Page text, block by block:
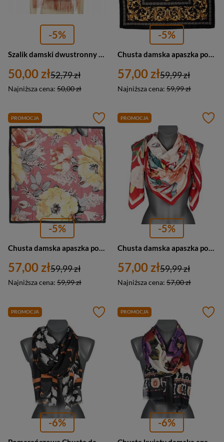
-5%
50,00 zł
Najniższa cena: 50,00 zł
52,79 zł
-5%
57,00 zł
Najniższa cena: 59,99 zł
59,99 zł
PROMOCJA
-5%
Chusta damska apaszka pod szyję elegancka różowa - Versoli GE-18
57,00 zł
Najniższa cena: 59,99 zł
59,99 zł
PROMOCJA
-5%
Chusta damska apaszka pod szyję lekka elegancka oryginalna delikatny szal GE- czerwony
57,00 zł
Najniższa cena: 57,00 zł
59,99 zł
PROMOCJA
-6%
PROMOCJA
-6%